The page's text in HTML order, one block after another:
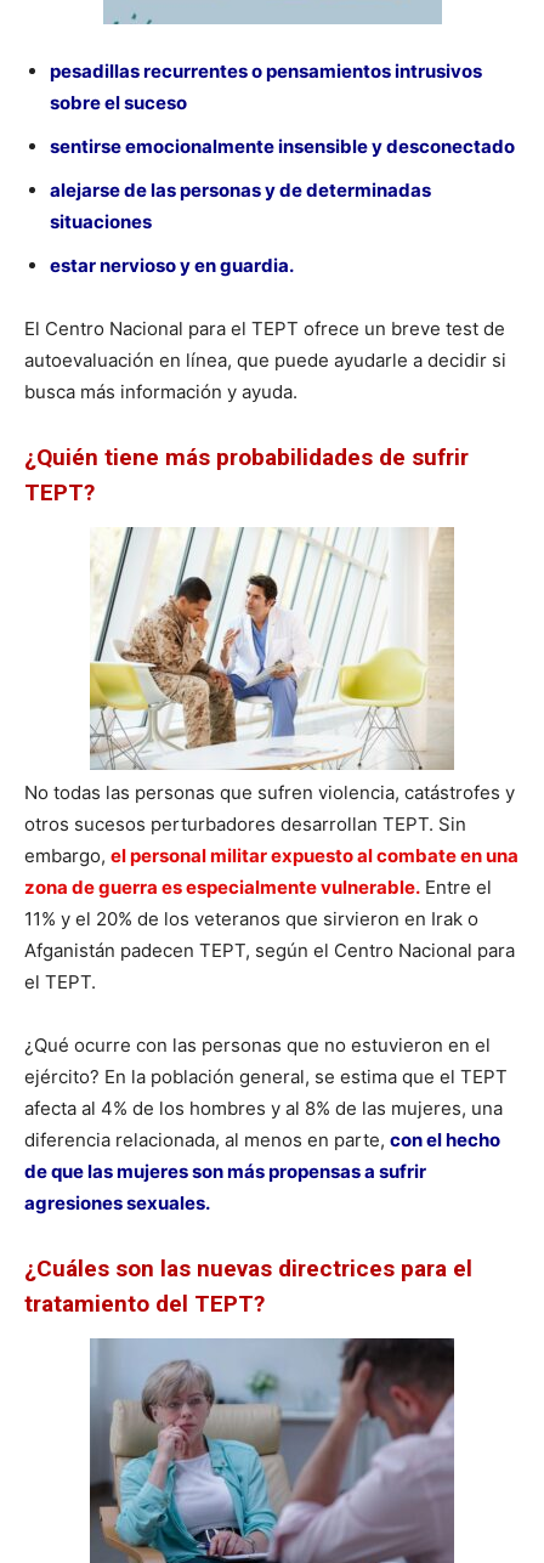
pesadillas recurrentes o pensamientos intrusivos
sobre el suceso
sentirse emocionalmente insensible y desconectado
alejarse de las personas y de determinadas
situaciones
estar nervioso y en guardia.
El Centro Nacional para el TEPT ofrece un breve test de
autoevaluación en línea, que puede ayudarle a decidir si
busca más información y ayuda.
¿Quién tiene más probabilidades de sufrir
TEPT?
No todas las personas que sufren violencia, catástrofes y
otros sucesos perturbadores desarrollan TEPT. Sin
embargo, el personal militar expuesto al combate enuna
zona de guerra es especialmente vulnerable. Entre el
11% y el 20% de los veteranos que sirvieron en Irak o
Afganistán padecen TEPT, según el Centro Nacional para
el TEPT.
¿Qué ocurre con las personas que no estuvieron en el
ejército? En la población general, se estima que el TEPT
afecta al 4% de los hombres y al 8% de las mujeres, una
diferencia relacionada, al menos en parte, con el hecho
de que las mujeres son más propensas a sufrir
agresiones sexuales.
¿Cuáles son las nuevas directrices para el
tratamiento del TEPT?